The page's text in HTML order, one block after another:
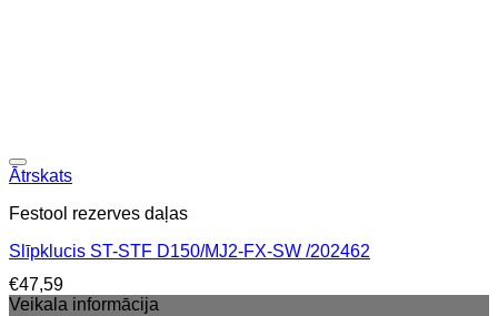
Ātrskats
Festool rezerves daļas
Slīpklucis ST-STF D150/MJ2-FX-SW /202462
€47,59
Veikala informācija